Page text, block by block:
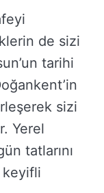
de sizi
tarihi
sizi
Yerel
tatlarını